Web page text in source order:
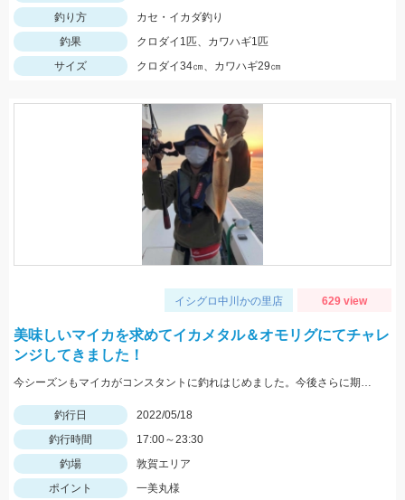
釣り方
カセ・イカダ釣り
釣果
クロダイ1匹、カワハギ1匹
サイズ
クロダイ34㎝、カワハギ29㎝
イシグロ中川かの里店 629 view
美味しいマイカを求めてイカメタル＆オモリグにてチャレ
ンジしてきました！
今シーズンもマイカがコンスタントに釣れはじめました。今後さらに期待できるので是非釣りに行ってみてください！
釣行日
2022/05/18
釣行時間
17:00～23:30
釣場
敦賀エリア
ポイント
一美丸様